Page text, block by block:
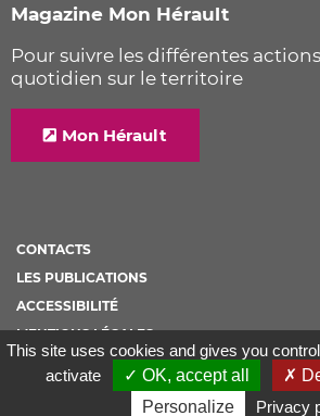
This site uses cookies and gives you
activate
✓ OK, accept all
✗
Personalize
Privacy
Magazine Mon Hérault
Pour suivre les différentes
quotidien sur le territoire
Mon Hérault
CONTACTS
LES PUBLICATIONS
ACCESSIBILITÉ
MENTIONS LÉGALES
POLITIQUE DE COOKIES